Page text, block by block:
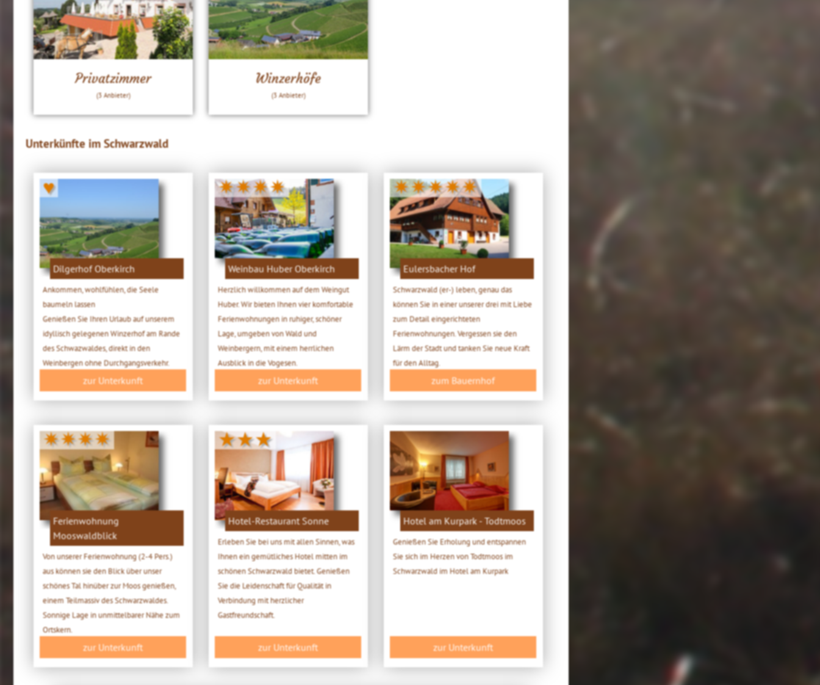
Privatzimmer
(3 Anbieter)
Winzerhöfe
(3 Anbieter)
Unterkünfte im Schwarzwald
♥
Dilgerhof Oberkirch
Ankommen, wohlfühlen, die Seele
baumeln lassen
Genießen Sie Ihren Urlaub auf unserem
idyllisch gelegenen Winzerhof am Rande
des Schwazwaldes, direkt in den
Weinbergen ohne Durchgangsverkehr.
zur Unterkunft
✷✷✷✷
Weinbau Huber Oberkirch
Herzlich willkommen auf dem Weingut
Huber. Wir bieten Ihnen vier komfortable
Ferienwohnungen in ruhiger, schöner
Lage, umgeben von Wald und
Weinbergern, mit einem herrlichen
Ausblick in die Vogesen.
zur Unterkunft
✷✷✷✷✷
Eulersbacher Hof
Schwarzwald (er-) leben, genau das
können Sie in einer unserer drei mit Liebe
zum Detail eingerichteten
Ferienwohnungen. Vergessen sie den
Lärm der Stadt und tanken Sie neue Kraft
für den Alltag.
zum Bauernhof
✷✷✷✷
Ferienwohnung
Mooswaldblick
Von unserer Ferienwohnung (2-4 Pers.)
aus können sie den Blick über unser
schönes Tal hinüber zur Moos genießen,
einem Teilmassiv des Schwarzwaldes.
Sonnige Lage in unmittelbarer Nähe zum
Ortskern.
zur Unterkunft
★★★
Hotel-Restaurant Sonne
Erleben Sie bei uns mit allen Sinnen, was
Ihnen ein gemütliches Hotel mitten im
schönen Schwarzwald bietet. Genießen
Sie die Leidenschaft für Qualität in
Verbindung mit herzlicher
Gastfreundschaft.
zur Unterkunft
Hotel am Kurpark - Todtmoos
Genießen Sie Erholung und entspannen
Sie sich im Herzen von Todtmoos im
Schwarzwald im Hotel am Kurpark
zur Unterkunft